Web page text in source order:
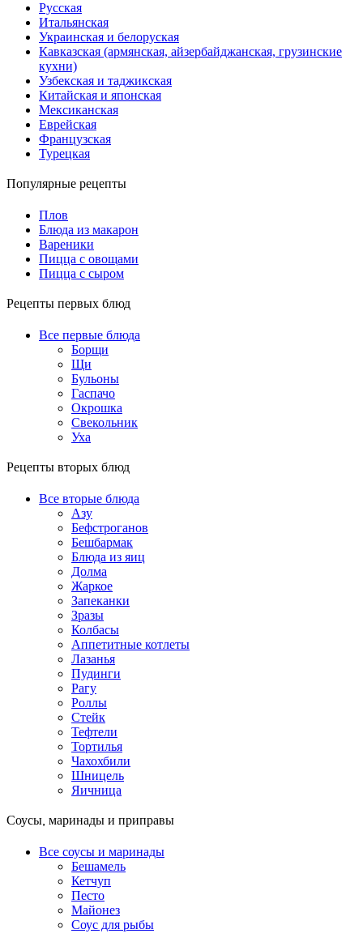
Русская
Итальянская
Украинская и белоруская
Кавказская (армянская, айзербайджанская, грузинские
кухни)
Узбекская и таджикская
Китайская и японская
Мексиканская
Еврейская
Французская
Турецкая
Популярные рецепты
Плов
Блюда из макарон
Вареники
Пицца с овощами
Пицца с сыром
Рецепты первых блюд
Все первые блюда
Борщи
Щи
Бульоны
Гаспачо
Окрошка
Свекольник
Уха
Рецепты вторых блюд
Все вторые блюда
Азу
Бефстроганов
Бешбармак
Блюда из яиц
Долма
Жаркое
Запеканки
Зразы
Колбасы
Аппетитные котлеты
Лазанья
Пудинги
Рагу
Роллы
Стейк
Тефтели
Тортилья
Чахохбили
Шницель
Яичница
Соусы, маринады и приправы
Все соусы и маринады
Бешамель
Кетчуп
Песто
Майонез
Соус для рыбы